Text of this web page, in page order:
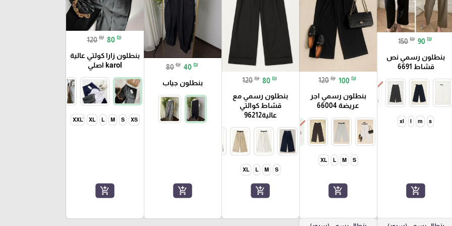
150 ₪ 90 ₪
بنطلون رسمي نص
قشاط 6691
s
m
l
xl
add_shopping_cart
120 ₪ 100 ₪
بنطلون رسمي اجر
عريضة 66004
S
M
L
XL
add_shopping_cart
120 ₪ 80 ₪
بنطلون رسمي مع
قشاط كوالتي
عالية96212
S
M
L
XL
add_shopping_cart
80 ₪ 40 ₪
بنطلون جياب
add_shopping_cart
120 ₪ 80 ₪
بنطلون زارا كولتي عالية
karol اصلي
XS
S
M
L
XL ْXXL
add_shopping_cart